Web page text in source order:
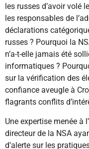
les russes d’avoir volé
les responsables de
déclarations
russes ? Pourquoi la
n’a-t-elle jamais été
informatiques ?
sur la vérification des
confiance aveugle à
flagrants conflits
Une expertise menée à
directeur de la NSA
d’alerte sur les